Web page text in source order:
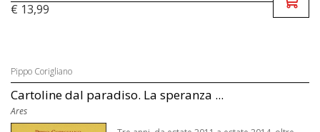
€ 13,99
Pippo Corigliano
Cartoline dal paradiso. La speranza ...
Ares